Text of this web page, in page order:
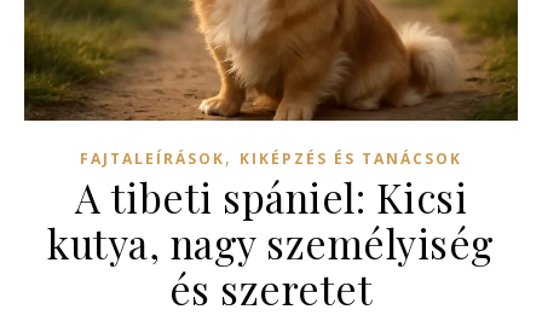
FAJTALEÍRÁSOK, KIKÉPZÉS ÉS TANÁCSOK
A tibeti spániel: Kicsi
kutya, nagy személyiség
és szeretet